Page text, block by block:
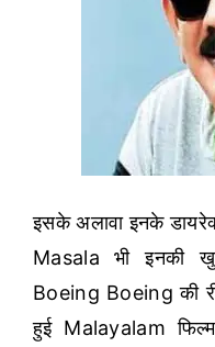
इसके अलावा इनके
Masala भी इनकी
Boeing Boeing की
हुई Malayalam